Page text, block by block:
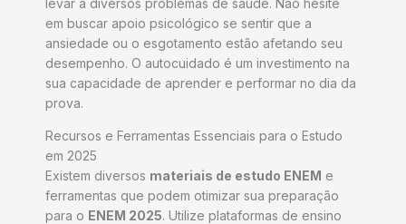
em buscar apoio psicológico se sentir que a
ansiedade ou o esgotamento estão afetando seu
desempenho. O autocuidado é um investimento na
sua capacidade de aprender e performar no dia da
prova.
Recursos e Ferramentas Essenciais para o Estudo
em 2025
Existem diversos materiais de estudo ENEM e
ferramentas que podem otimizar sua preparação
para o ENEM 2025. Utilize plataformas de ensino